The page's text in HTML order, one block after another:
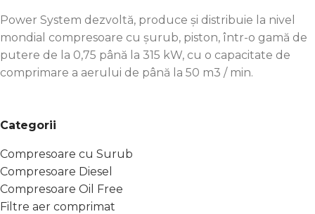
Power System dezvoltă, produce și distribuie la nivel
mondial compresoare cu șurub, piston, într-o gamă de
putere de la 0,75 până la 315 kW, cu o capacitate de
comprimare a aerului de până la 50 m3 / min.
Categorii
Compresoare cu Surub
Compresoare Diesel
Compresoare Oil Free
Filtre aer comprimat